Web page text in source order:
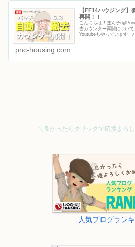
【FF14ハウジング
再開！！
こんにちは！ぽん子
去カウンター再開につい
Youtubeもやっています！
pnc-housing.com
＼良かったらクリックで応援よろ
人気ブログラン